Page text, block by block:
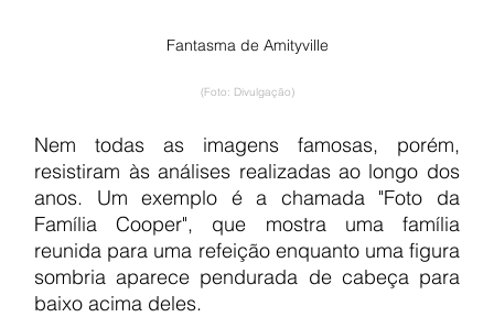
Fantasma de Amityville
(Foto: Divulgação)
Nem todas as imagens famosas, porém,
resistiram às análises realizadas ao longo dos
anos. Um exemplo é a chamada "Foto da
Família Cooper", que mostra uma família
reunida para uma refeição enquanto uma figura
sombria aparece pendurada de cabeça para
baixo acima deles.